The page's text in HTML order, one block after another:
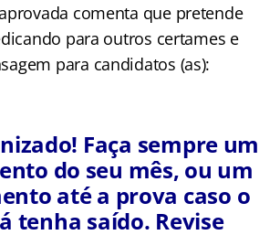
comenta que pretende
para outros certames e
para candidatos (as):
Faça sempre um
do seu mês, ou um
até a prova caso o
tenha saído. Revise